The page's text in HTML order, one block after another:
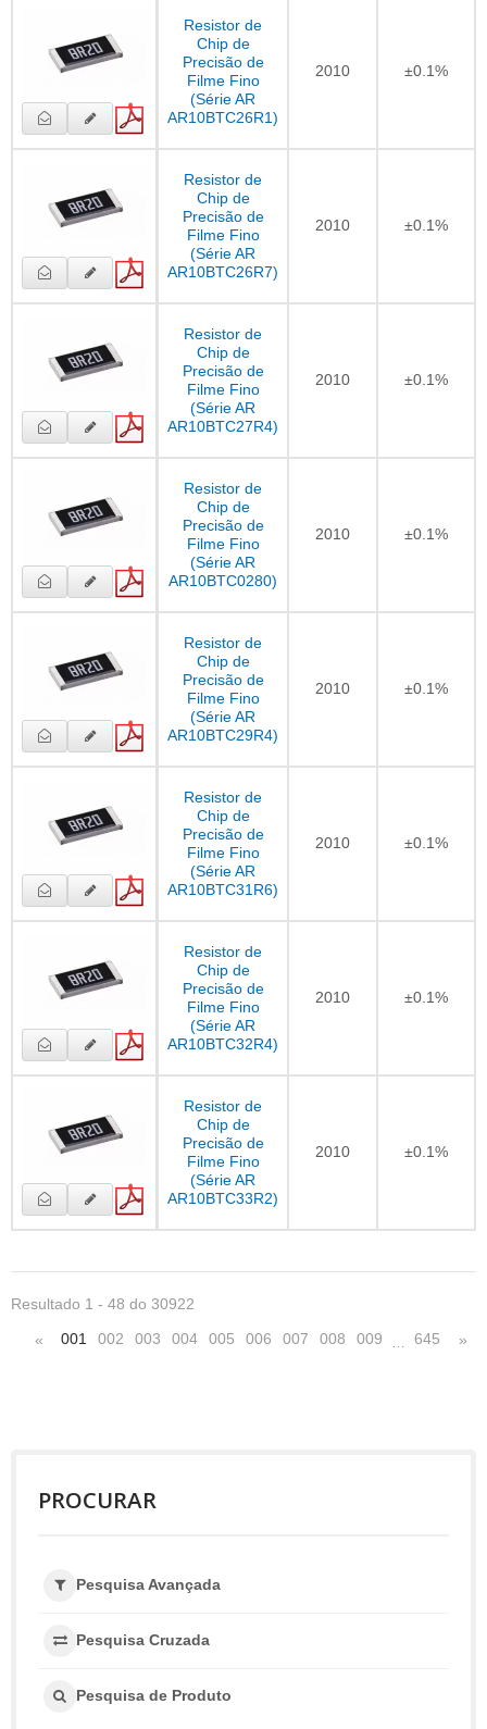
Resistor de
Chip de
Precisão de
Filme Fino
(Série AR
AR10BTC26R1)
2010 ±0.1%
Resistor de
Chip de
Precisão de
Filme Fino
(Série AR
AR10BTC26R7)
2010 ±0.1%
Resistor de
Chip de
Precisão de
Filme Fino
(Série AR
AR10BTC27R4)
2010 ±0.1%
Resistor de
Chip de
Precisão de
Filme Fino
(Série AR
AR10BTC0280)
2010 ±0.1%
Resistor de
Chip de
Precisão de
Filme Fino
(Série AR
AR10BTC29R4)
2010 ±0.1%
Resistor de
Chip de
Precisão de
Filme Fino
(Série AR
AR10BTC31R6)
2010 ±0.1%
Resistor de
Chip de
Precisão de
Filme Fino
(Série AR
AR10BTC32R4)
2010 ±0.1%
Resistor de
Chip de
Precisão de
Filme Fino
(Série AR
AR10BTC33R2)
2010 ±0.1%
Resultado 1 - 48 do 30922
« 001 002 003 004 005 006 007 008 009 645 »
PROCURAR
Pesquisa Avançada
Pesquisa Cruzada
Pesquisa de Produto